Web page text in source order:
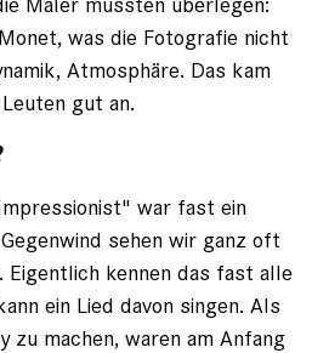
was die Fotografie nicht
Atmosphäre. Das kam
gut an.
war fast ein
sehen wir ganz oft
kennen das fast alle
ein Lied davon singen. Als
zu machen, waren am Anfang